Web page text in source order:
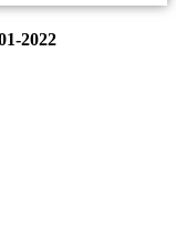
2022